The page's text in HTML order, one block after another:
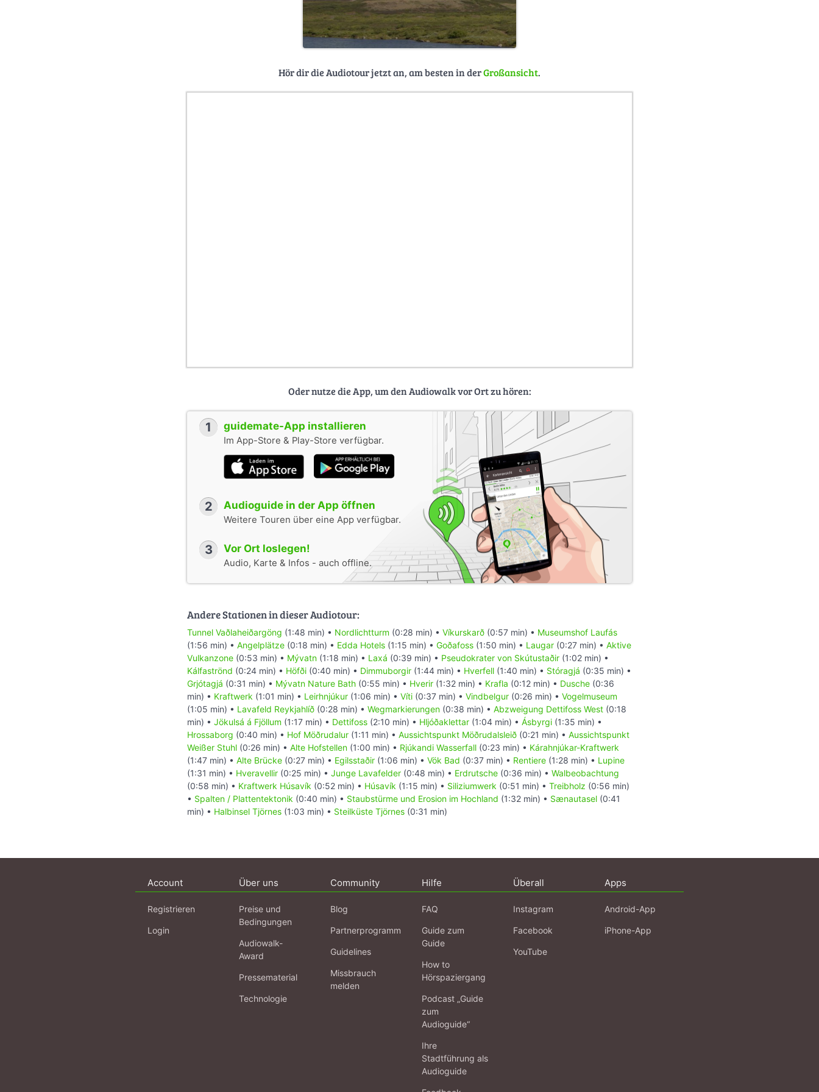
Hör dir die Audiotour jetzt an, am besten in derGroßansicht.
Oder nutze die App, um den Audiowalk vor Ort zu hören:
1 guidemate-App installieren
Im App-Store & Play-Store verfügbar.
2 Audioguide in der App öffnen
Weitere Touren über eine App verfügbar.
3 Vor Ort loslegen!
Audio, Karte & Infos - auch offline.
Andere Stationen in dieser Audiotour:
Tunnel Vaðlaheiðargöng (1:48 min) • Nordlichtturm (0:28 min) • Víkurskarð (0:57 min) • Museumshof Laufás
(1:56 min) • Angelplätze (0:18 min) • Edda Hotels (1:15 min) • Goðafoss (1:50 min) • Laugar (0:27 min) • Aktive
Vulkanzone (0:53 min) • Mývatn (1:18 min) • Laxá (0:39 min) • Pseudokrater von Skútustaðir (1:02 min) •
Kálfaströnd (0:24 min) • Höfði (0:40 min) • Dimmuborgir (1:44 min) • Hverfell (1:40 min) • Stóragjá (0:35 min) •
Grjótagjá (0:31 min) • Mývatn Nature Bath (0:55 min) • Hverir (1:32 min) • Krafla (0:12 min) • Dusche (0:36
min) • Kraftwerk (1:01 min) • Leirhnjúkur (1:06 min) • Víti (0:37 min) • Vindbelgur (0:26 min) • Vogelmuseum
(1:05 min) • Lavafeld Reykjahlíð (0:28 min) • Wegmarkierungen (0:38 min) • Abzweigung Dettifoss West (0:18
min) • Jökulsá á Fjöllum (1:17 min) • Dettifoss (2:10 min) • Hljóðaklettar (1:04 min) • Ásbyrgi (1:35 min) •
Hrossaborg (0:40 min) • Hof Möðrudalur (1:11 min) • Aussichtspunkt Möðrudalsleið (0:21 min) • Aussichtspunkt
Weißer Stuhl (0:26 min) • Alte Hofstellen (1:00 min) • Rjúkandi Wasserfall (0:23 min) • Kárahnjúkar-Kraftwerk
(1:47 min) • Alte Brücke (0:27 min) • Egilsstaðir (1:06 min) • Vök Bad (0:37 min) • Rentiere (1:28 min) • Lupine
(1:31 min) • Hveravellir (0:25 min) • Junge Lavafelder (0:48 min) • Erdrutsche (0:36 min) • Walbeobachtung
(0:58 min) • Kraftwerk Húsavík (0:52 min) • Húsavík (1:15 min) • Siliziumwerk (0:51 min) • Treibholz (0:56 min)
• Spalten / Plattentektonik (0:40 min) • Staubstürme und Erosion im Hochland (1:32 min) • Sænautasel (0:41
min) • Halbinsel Tjörnes (1:03 min) • Steilküste Tjörnes (0:31 min)
Account
Registrieren
Login
Über uns
Preise und
Bedingungen
Audiowalk-
Award
Pressematerial
Technologie
Community
Blog
Partnerprogramm
Guidelines
Missbrauch
melden
Hilfe
FAQ
Guide zum
Guide
How to
Hörspaziergang
Podcast „Guide
zum
Audioguide“
Ihre
Stadtführung als
Audioguide
Überall
Instagram
Facebook
YouTube
Apps
Android-App
iPhone-App